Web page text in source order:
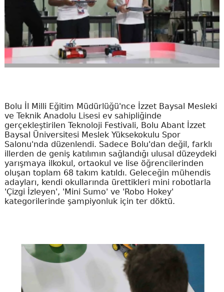
Bolu İl Milli Eğitim Müdürlüğü'nce İzzet Baysal Mesleki
ve Teknik Anadolu Lisesi ev sahipliğinde
gerçekleştirilen Teknoloji Festivali, Bolu Abant İzzet
Baysal Üniversitesi Meslek Yüksekokulu Spor
Salonu'nda düzenlendi. Sadece Bolu'dan değil, farklı
illerden de geniş katılımın sağlandığı ulusal düzeydeki
yarışmaya ilkokul, ortaokul ve lise öğrencilerinden
oluşan toplam 68 takım katıldı. Geleceğin mühendis
adayları, kendi okullarında ürettikleri mini robotlarla
'Çizgi İzleyen', 'Mini Sumo' ve 'Robo Hokey'
kategorilerinde şampiyonluk için ter döktü.